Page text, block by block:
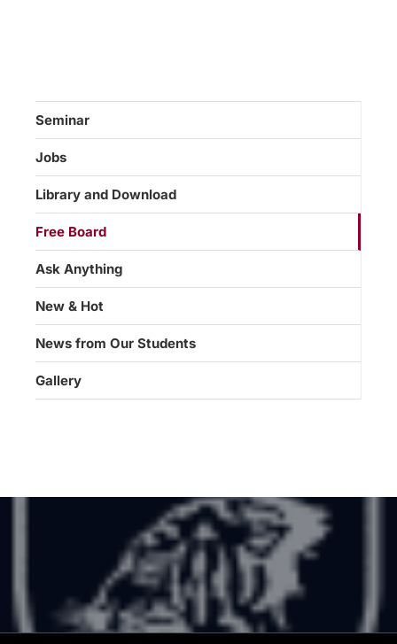
Seminar
Jobs
Library and Download
Free Board
Ask Anything
New & Hot
News from Our Students
Gallery